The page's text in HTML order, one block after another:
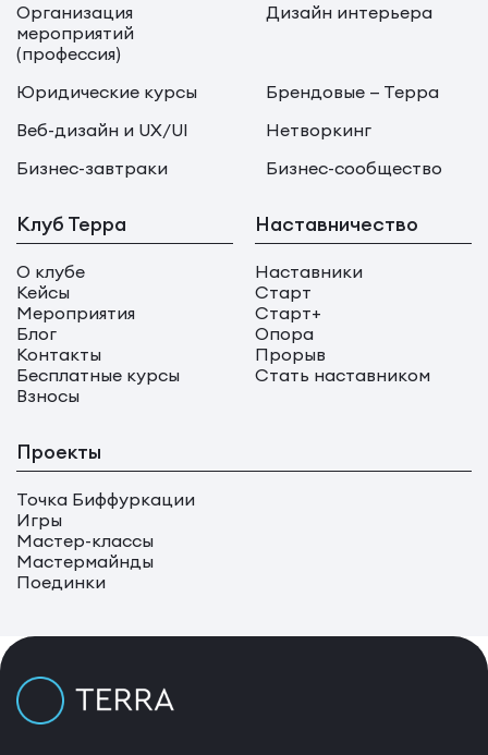
Организация
мероприятий
(профессия)
Дизайн интерьера
Юридические курсы
Брендовые — Терра
Веб-дизайн и UX/UI
Нетворкинг
Бизнес-завтраки
Бизнес-сообщество
Клуб Терра
О клубе
Кейсы
Мероприятия
Блог
Контакты
Бесплатные курсы
Взносы
Наставничество
Наставники
Старт
Старт+
Опора
Прорыв
Стать наставником
Проекты
Точка Биффуркации
Игры
Мастер-классы
Мастермайнды
Поединки